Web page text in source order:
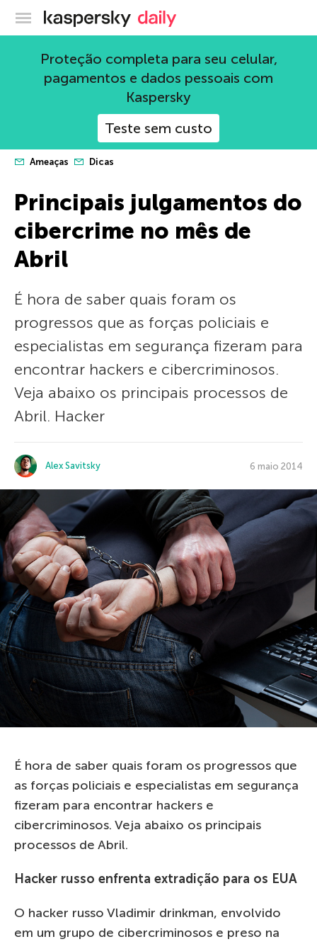
Blog oficial da Kaspersky
Proteção completa para seu celular,
pagamentos e dados pessoais com
Kaspersky
Teste sem custo
Ameaças Dicas
Principais julgamentos do
cibercrime no mês de
Abril
É hora de saber quais foram os
progressos que as forças policiais e
especialistas em segurança fizeram para
encontrar hackers e cibercriminosos.
Veja abaixo os principais processos de
Abril. Hacker
Alex Savitsky 6 maio 2014
É hora de saber quais foram os progressos que
as forças policiais e especialistas em segurança
fizeram para encontrar hackers e
cibercriminosos. Veja abaixo os principais
processos de Abril.
Hacker russo enfrenta extradição para os EUA
O hacker russo Vladimir drinkman, envolvido
em um grupo de cibercriminosos e preso na